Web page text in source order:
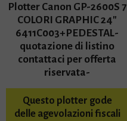
Plotter Canon GP-2600S 7
COLORI GRAPHIC 24″
6411C003+PEDESTAL-
quotazione di listino
contattaci per offerta
riservata-
Questo plotter gode
delle agevolazioni fiscali